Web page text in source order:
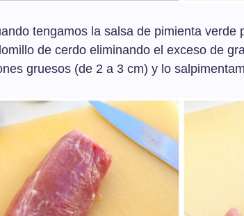
tengamos la salsa de pimienta verde
de cerdo eliminando el exceso de
gruesos (de 2 a 3 cm) y lo